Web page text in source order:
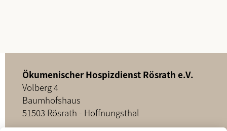
Ökumenischer Hospizdienst Rösrath e.V.
Volberg 4
Baumhofshaus
51503 Rösrath - Hoffnungsthal